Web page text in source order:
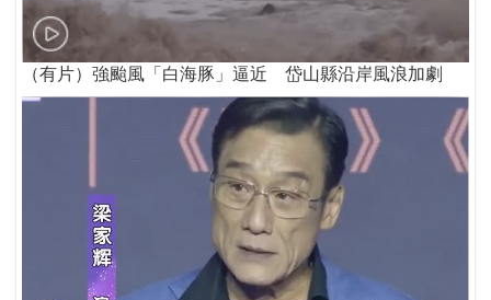
（有片）強颱風「白海豚」逼近 岱山縣沿岸風浪加劇